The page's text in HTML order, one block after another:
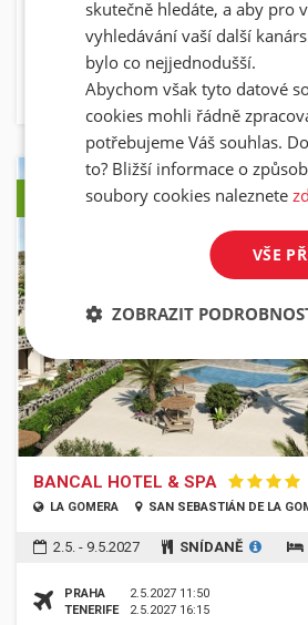
28 100 Kč 25 600 Kč
INFORMACE
FIRST
MINUTE
BANCAL HOTEL & SPA
LA GOMERA SAN SEBASTIÁN DE LA
2.5. - 9.5.2027 SNÍDANĚ
PRAHA
2.5.2027 11:50
TENERIFE
2.5.2027 16:15
skutečně hledáte, a aby pro
vyhledávání vaší další
bylo co nejjednodušší.
Abychom však tyto datové
cookies mohli řádně
potřebujeme Váš souhlas.
to? Bližší informace o
soubory cookies naleznete
VŠE
ZOBRAZIT